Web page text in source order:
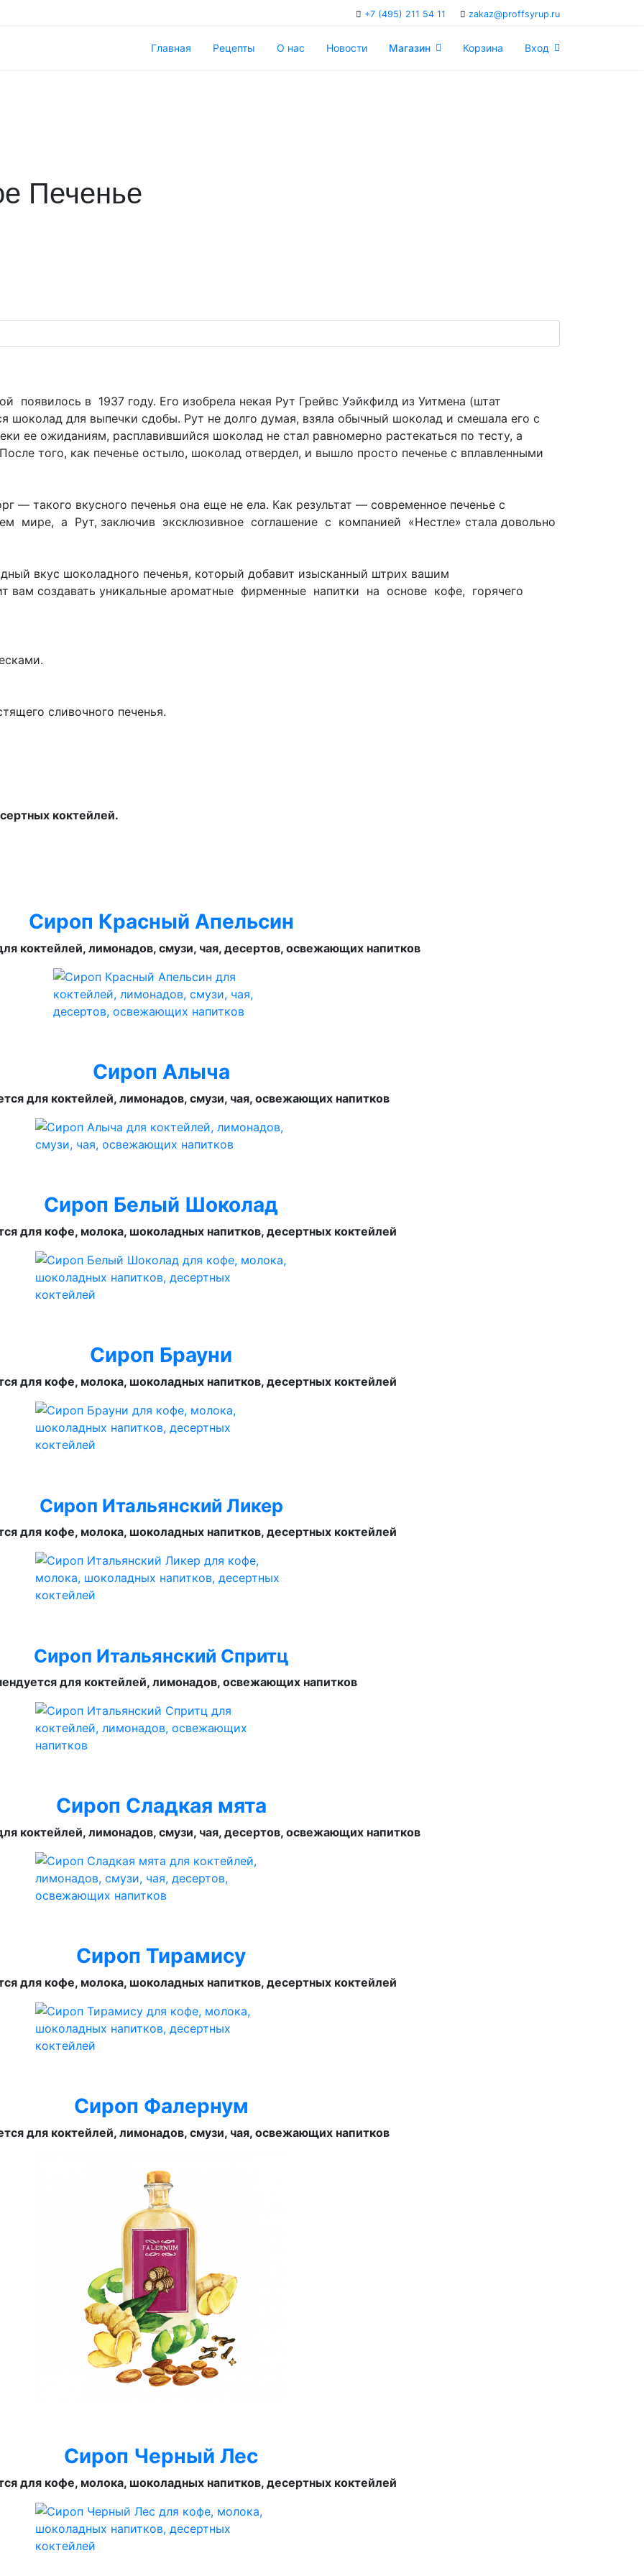
+7 (495) 211 54 11 zakaz@proffsyrup.ru
Главная Рецепты О нас Новости Магазин Корзина Вход
Печенье
в 1937 году. Его изобрела некая Рут Грейвс Уэйкфилд из Уитмена (штат
шоколад для выпечки сдобы. Рут не долго думая, взяла обычный шоколад и смешала его с
ее ожиданиям, расплавившийся шоколад не стал равномерно растекаться по тесту, а
того, как печенье остыло, шоколад отвердел, и вышло просто печенье с вплавленными
— такого вкусного печенья она еще не ела. Как результат — современное печенье с
мире, а Рут, заключив эксклюзивное соглашение с компанией «Нестле» стала довольно
вкус шоколадного печенья, который добавит изысканный штрих вашим
вам создавать уникальные ароматные фирменные напитки на основе кофе, горячего
сливочного печенья.
коктейлей.
Сироп Красный Апельсин
коктейлей, лимонадов, смузи, чая, десертов, освежающих напитков
Сироп Алыча
для коктейлей, лимонадов, смузи, чая, освежающих напитков
Сироп Белый Шоколад
для кофе, молока, шоколадных напитков, десертных коктейлей
Сироп Брауни
для кофе, молока, шоколадных напитков, десертных коктейлей
Сироп Итальянский Ликер
для кофе, молока, шоколадных напитков, десертных коктейлей
Сироп Итальянский Спритц
для коктейлей, лимонадов, освежающих напитков
Сироп Сладкая мята
коктейлей, лимонадов, смузи, чая, десертов, освежающих напитков
Сироп Тирамису
для кофе, молока, шоколадных напитков, десертных коктейлей
Сироп Фалернум
для коктейлей, лимонадов, смузи, чая, освежающих напитков
Сироп Черный Лес
для кофе, молока, шоколадных напитков, десертных коктейлей